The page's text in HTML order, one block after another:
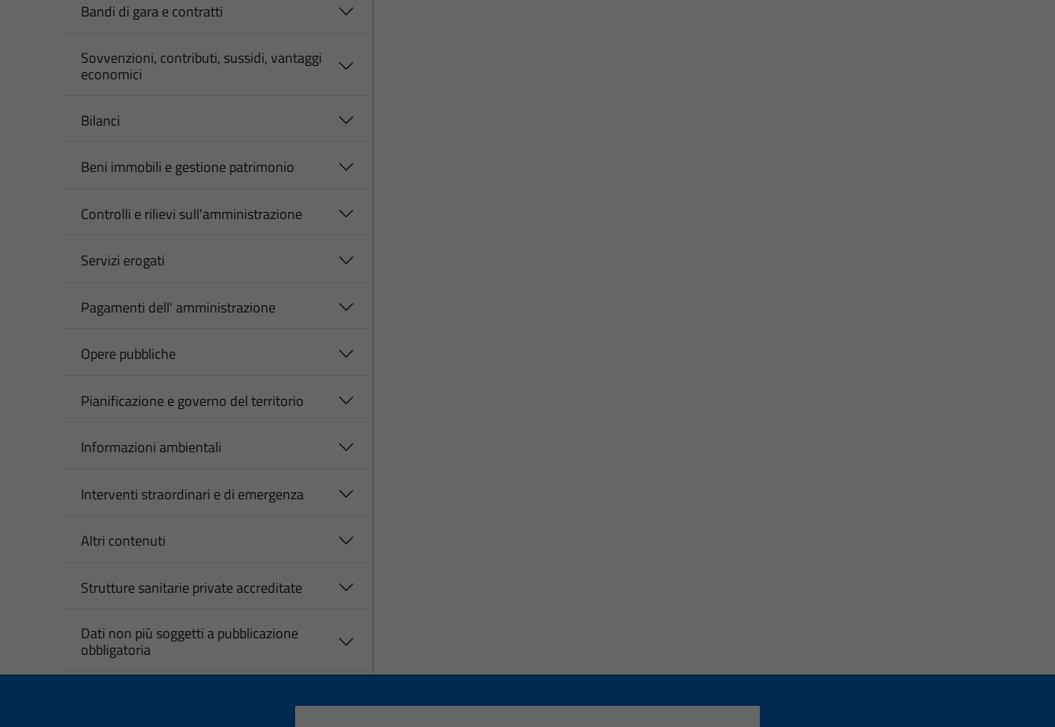
Bandi di gara e contratti
Sovvenzioni, contributi, sussidi, vantaggi
economici
Bilanci
Beni immobili e gestione patrimonio
Controlli e rilievi sull'amministrazione
Servizi erogati
Pagamenti dell' amministrazione
Opere pubbliche
Pianificazione e governo del territorio
Informazioni ambientali
Interventi straordinari e di emergenza
Altri contenuti
Strutture sanitarie private accreditate
Dati non più soggetti a pubblicazione
obbligatoria